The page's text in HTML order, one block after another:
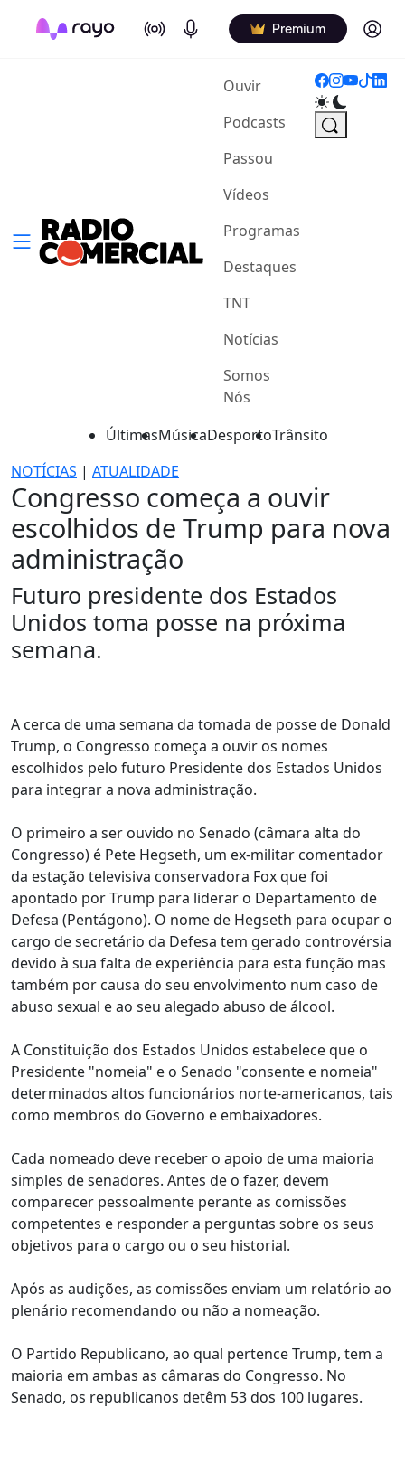
On Air Podcasts Premium Log in
Ouvir(current)
Podcasts
Passou
Vídeos
Programas
Destaques
TNT
Notícias
Somos
Nós
ÚltimasMúsicaDesportoTrânsito
NOTÍCIAS | ATUALIDADE
Congresso começa a ouvir
escolhidos de Trump para nova
administração
Futuro presidente dos Estados
Unidos toma posse na próxima
semana.
A cerca de uma semana da tomada de posse de Donald
Trump, o Congresso começa a ouvir os nomes
escolhidos pelo futuro Presidente dos Estados Unidos
para integrar a nova administração.
O primeiro a ser ouvido no Senado (câmara alta do
Congresso) é Pete Hegseth, um ex-militar comentador
da estação televisiva conservadora Fox que foi
apontado por Trump para liderar o Departamento de
Defesa (Pentágono). O nome de Hegseth para ocupar o
cargo de secretário da Defesa tem gerado controvérsia
devido à sua falta de experiência para esta função mas
também por causa do seu envolvimento num caso de
abuso sexual e ao seu alegado abuso de álcool.
A Constituição dos Estados Unidos estabelece que o
Presidente "nomeia" e o Senado "consente e nomeia"
determinados altos funcionários norte-americanos, tais
como membros do Governo e embaixadores.
Cada nomeado deve receber o apoio de uma maioria
simples de senadores. Antes de o fazer, devem
comparecer pessoalmente perante as comissões
competentes e responder a perguntas sobre os seus
objetivos para o cargo ou o seu historial.
Após as audições, as comissões enviam um relatório ao
plenário recomendando ou não a nomeação.
O Partido Republicano, ao qual pertence Trump, tem a
maioria em ambas as câmaras do Congresso. No
Senado, os republicanos detêm 53 dos 100 lugares.